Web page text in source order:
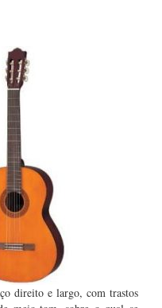
direito e largo, com trastos